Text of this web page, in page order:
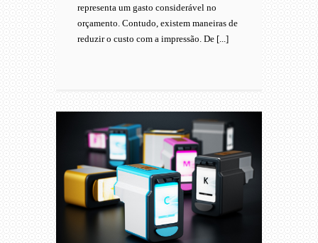
representa um gasto considerável no
orçamento. Contudo, existem maneiras de
reduzir o custo com a impressão. De [...]